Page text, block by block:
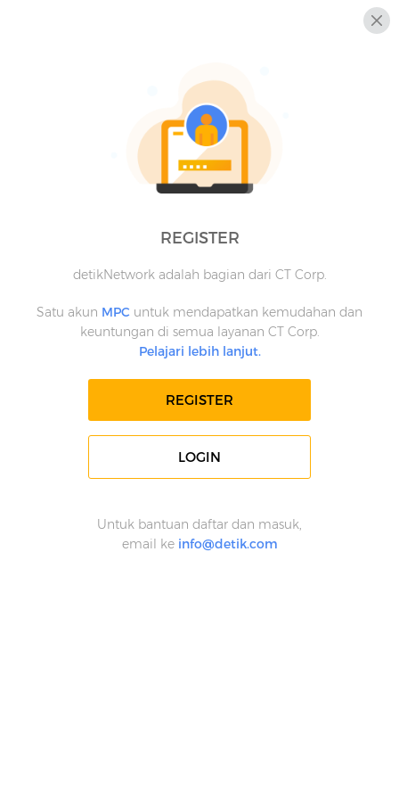
REGISTER
detikNetwork adalah bagian dari CT Corp.
Satu akun MPC untuk mendapatkan kemudahan dan
keuntungan di semua layanan CT Corp.
Pelajari lebih lanjut.
REGISTER
LOGIN
Untuk bantuan daftar dan masuk,
email ke info@detik.com